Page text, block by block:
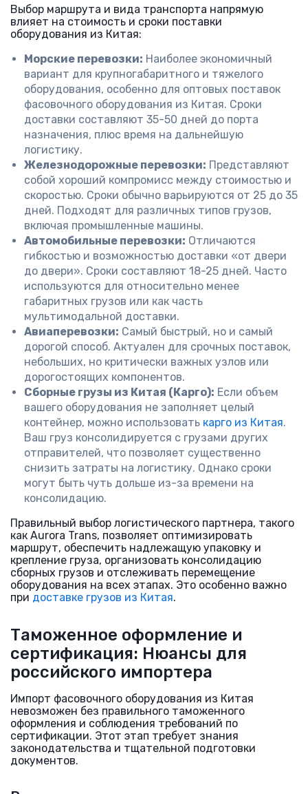
Выбор маршрута и вида транспорта напрямую
влияет на стоимость и сроки поставки
оборудования из Китая:
Морские перевозки: Наиболее экономичный
вариант для крупногабаритного и тяжелого
оборудования, особенно для оптовых поставок
фасовочного оборудования из Китая. Сроки
доставки составляют 35-50 дней до порта
назначения, плюс время на дальнейшую
логистику.
Железнодорожные перевозки: Представляют
собой хороший компромисс между стоимостью и
скоростью. Сроки обычно варьируются от 25 до 35
дней. Подходят для различных типов грузов,
включая промышленные машины.
Автомобильные перевозки: Отличаются
гибкостью и возможностью доставки «от двери
до двери». Сроки составляют 18-25 дней. Часто
используются для относительно менее
габаритных грузов или как часть
мультимодальной доставки.
Авиаперевозки: Самый быстрый, но и самый
дорогой способ. Актуален для срочных поставок,
небольших, но критически важных узлов или
дорогостоящих компонентов.
Сборные грузы из Китая (Карго): Если объем
вашего оборудования не заполняет целый
контейнер, можно использовать карго из Китая.
Ваш груз консолидируется с грузами других
отправителей, что позволяет существенно
снизить затраты на логистику. Однако сроки
могут быть чуть дольше из-за времени на
консолидацию.
Правильный выбор логистического партнера, такого
как Aurora Trans, позволяет оптимизировать
маршрут, обеспечить надлежащую упаковку и
крепление груза, организовать консолидацию
сборных грузов и отслеживать перемещение
оборудования на всех этапах. Это особенно важно
при доставке грузов из Китая.
Таможенное оформление и
сертификация: Нюансы для
российского импортера
Импорт фасовочного оборудования из Китая
невозможен без правильного таможенного
оформления и соблюдения требований по
сертификации. Этот этап требует знания
законодательства и тщательной подготовки
документов.